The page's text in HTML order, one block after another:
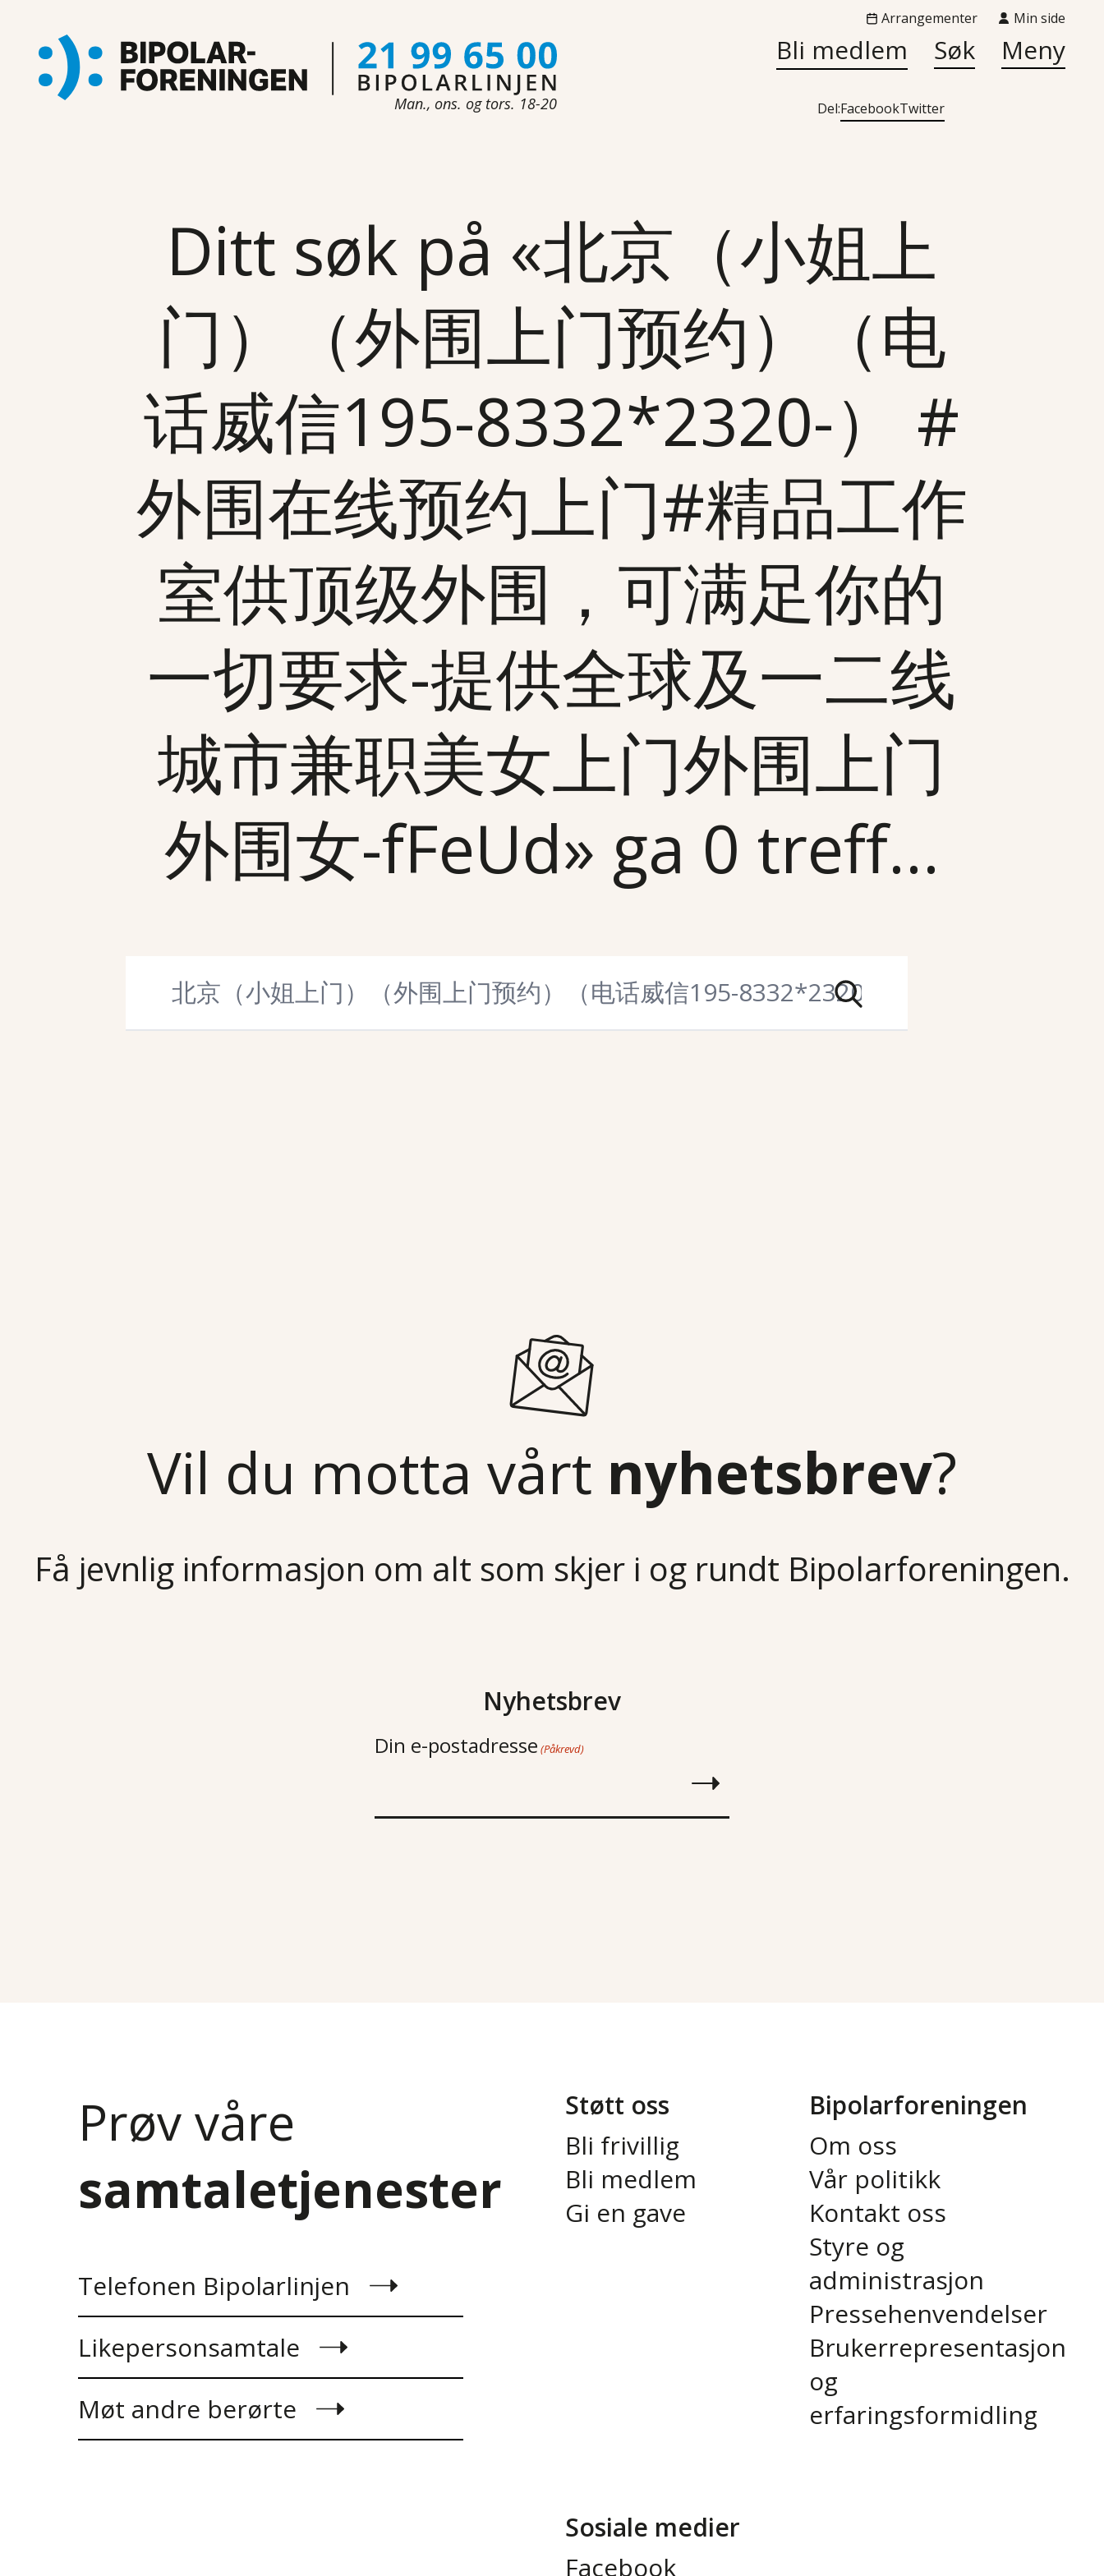
Arrangementer Min side
Man., ons. og tors. 18-20
Bli medlem Søk Meny
Del:FacebookTwitter
Ditt søk på «北京（小姐上
门）（外围上门预约）（电
话威信195-8332*2320-） #
外围在线预约上门#精品工作
室供顶级外围，可满足你的
一切要求-提供全球及一二线
城市兼职美女上门外围上门
外围女-fFeUd» ga 0 treff...
Vil du motta vårt nyhetsbrev?
Få jevnlig informasjon om alt som skjer i og rundt Bipolarforeningen.
Nyhetsbrev
Din e-postadresse (Påkrevd)
Prøv våre
samtaletjenester
Telefonen Bipolarlinjen
Likepersonsamtale
Møt andre berørte
Støtt oss
Bli frivillig
Bli medlem
Gi en gave
Bipolarforeningen
Om oss
Vår politikk
Kontakt oss
Styre og
administrasjon
Pressehenvendelser
Brukerrepresentasjon
og
erfaringsformidling
Sosiale medier
Facebook